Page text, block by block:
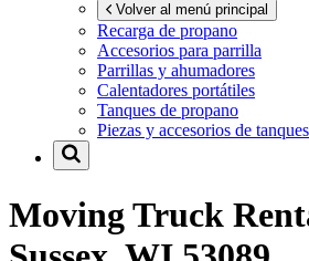
Volver al menú principal
Recarga de propano
Accesorios para parrilla
Parrillas y ahumadores
Calentadores portátiles
Tanques de propano
Piezas y accesorios de tanques
Moving Truck